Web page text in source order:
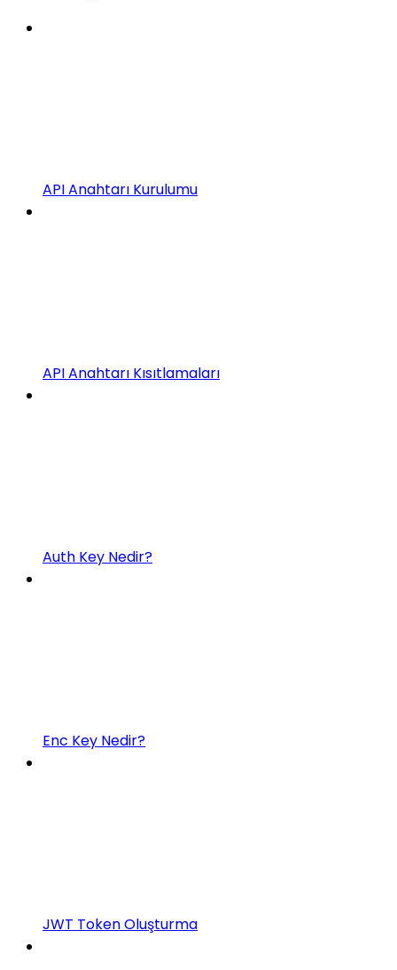
API Anahtarı Kurulumu
API Anahtarı Kısıtlamaları
Auth Key Nedir?
Enc Key Nedir?
JWT Token Oluşturma